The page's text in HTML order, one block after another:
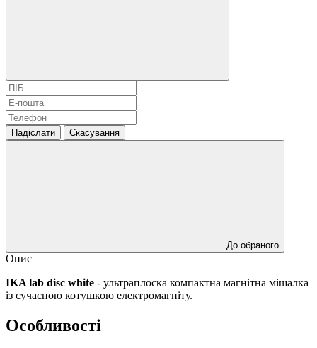
Надіслати Скасування
До обраного
Опис
IKA lab disc white - ультраплоска компактна магнітна мішалка
із сучасною котушкою електромагніту.
Особливості